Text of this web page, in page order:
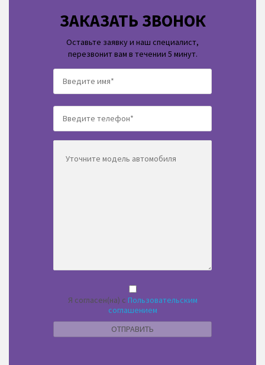
ЗАКАЗАТЬ ЗВОНОК
Оставьте заявку и наш специалист,
перезвонит вам в течении 5 минут.
Я согласен(на) с Пользовательским
соглашением